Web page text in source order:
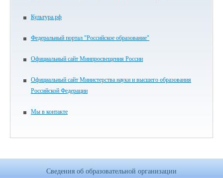
Культура.рф
Федеральный портал "Российское образование"
Официальный сайт Минпросвещения России
Официальный сайт Министерства науки и высшего образования
Российской Федерации
Мы в контакте
Сведения об образовательной организации